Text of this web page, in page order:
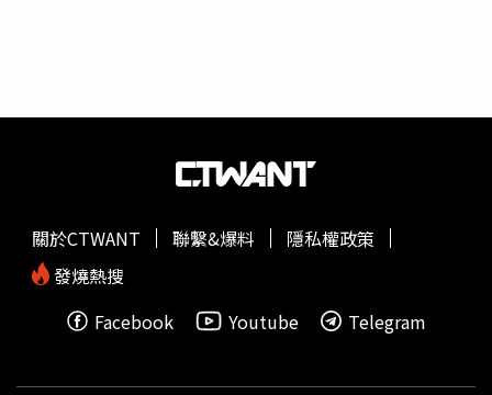
說，過往國防部有所謂的「參謀王」，心中只有利己，有獎
其次，須摒棄「一夜精神」陋習。邱國正說，很多人以一夜
致的結果，這也是他要求接獲任務時，完成節點管制表與職
掌編組表的主要原因，唯有井然有序、循序漸進的完成任
務，才能有可長可久的踏實成果。軍方官員說，邱國正最欣
謀王」是軍中早期的現象與用語，指有些國防部高司單位的
做成了，參謀搶著記功嘉獎，官兵卻都沒份。至於「一夜精
關於CTWANT 聯繫&爆料
隱私權政策
發燒熱搜
Facebook
Youtube Telegram